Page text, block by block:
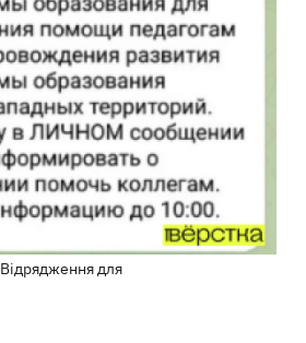
Відрядження для